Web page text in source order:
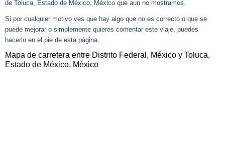
de Toluca, Estado de México, México que aun no mostramos.
Si por cualquier motivo ves que hay algo que no es correcto o que se
puede mejorar o simplemente quieres comentar este viaje, puedes
hacerlo en el pie de esta página.
Mapa de carretera entre Distrito Federal, México y Toluca,
Estado de México, México